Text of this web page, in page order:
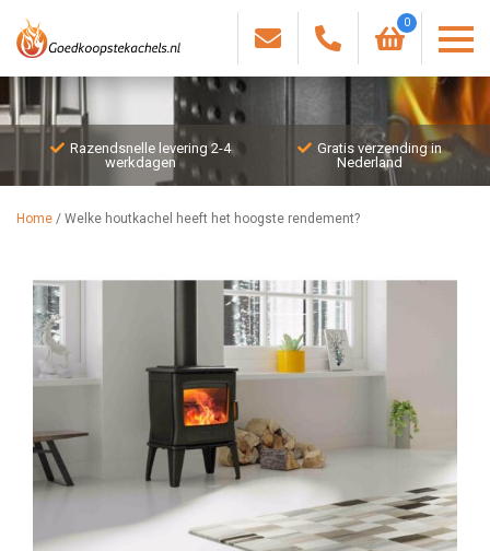
0
Razendsnelle levering 2-4
werkdagen
Gratis verzending in
Nederland
Home / Welke houtkachel heeft het hoogste rendement?